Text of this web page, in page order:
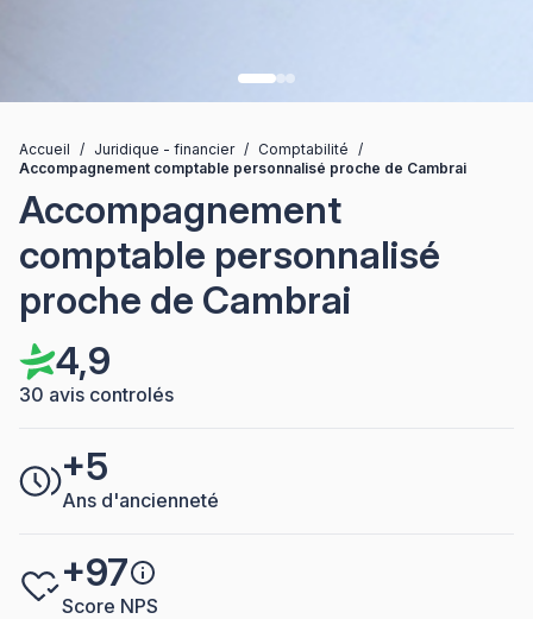
Accueil / Juridique - financier / Comptabilité /
Accompagnement comptable personnalisé proche de Cambrai
Accompagnement
comptable personnalisé
proche de Cambrai
4,9
30 avis controlés
+5
Ans d'ancienneté
+97
Score NPS